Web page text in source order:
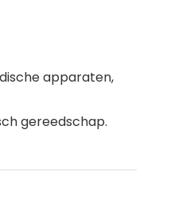
apparaten,
gereedschap.